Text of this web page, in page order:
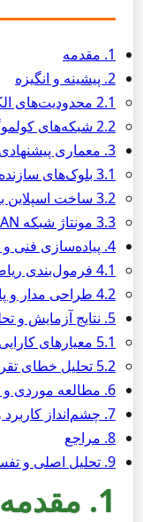
1. مقدمه
2. پیشینه و انگیزه
2.1 محدودیت‌های الکترونیک انعطاف‌پذیر
2.2 شبکه‌های کولموگوروف-آرنولد (KANها)
3. معماری پیشنهادی KAN آنالوگ
3.1 بلوک‌های سازنده آنالوگ (ABBها)
3.2 ساخت اسپلاین با استفاده از ABBها
3.3 مونتاژ شبکه KAN
4. پیاده‌سازی فنی و جزئیات
4.1 فرمول‌بندی ریاضی
4.2 طراحی مدار و پارازیت‌ها
5. نتایج آزمایش و تحلیل
5.1 معیارهای کارایی سخت‌افزاری
5.2 تحلیل خطای تقریب
6. مطالعه موردی و مثال چارچوب
7. چشم‌انداز کاربرد و جهت‌های آینده
8. مراجع
9. تحلیل اصلی و تفسیر کارشناسی
1. مقدمه